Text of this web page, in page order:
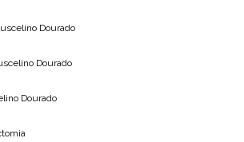
Dourado
Dourado
Dourado